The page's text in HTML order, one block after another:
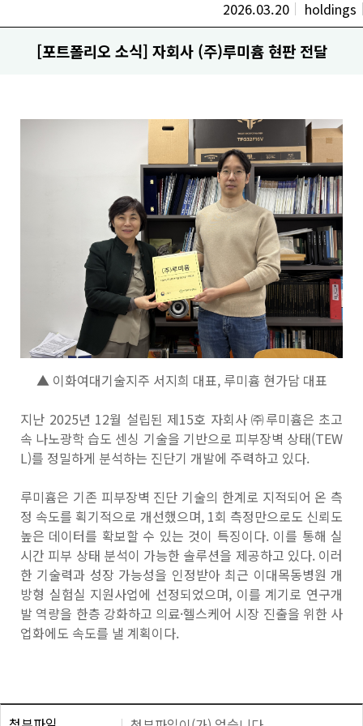
2026.03.20 holdings
[포트폴리오 소식] 자회사 (주)루미흄 현판 전달
▲ 이화여대기술지주 서지희 대표, 루미흄 현가담 대표
지난 2025년 12월 설립된 제15호 자회사 ㈜루미흄은 초고
속 나노광학 습도 센싱 기술을 기반으로 피부장벽 상태(TEW
L)를 정밀하게 분석하는 진단기 개발에 주력하고 있다.
루미흄은 기존 피부장벽 진단 기술의 한계로 지적되어 온 측
정 속도를 획기적으로 개선했으며, 1회 측정만으로도 신뢰도
높은 데이터를 확보할 수 있는 것이 특징이다. 이를 통해 실
시간 피부 상태 분석이 가능한 솔루션을 제공하고 있다. 이러
한 기술력과 성장 가능성을 인정받아 최근 이대목동병원 개
방형 실험실 지원사업에 선정되었으며, 이를 계기로 연구개
발 역량을 한층 강화하고 의료·헬스케어 시장 진출을 위한 사
업화에도 속도를 낼 계획이다.